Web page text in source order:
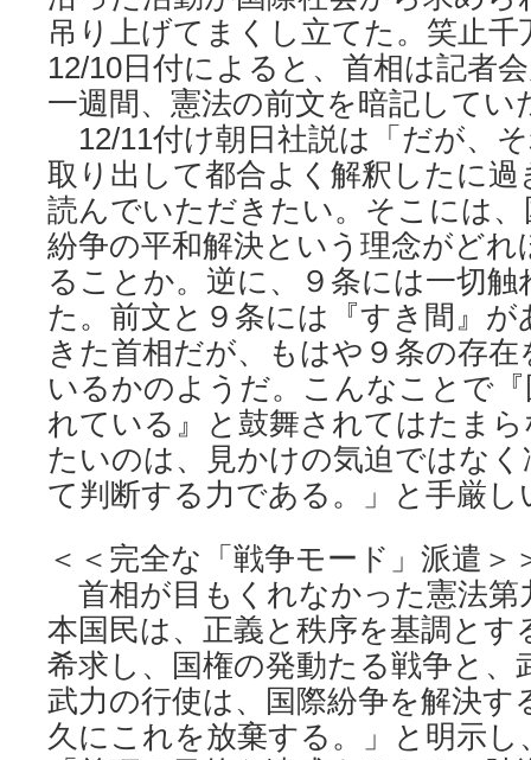
吊り上げてまくし立てた。笑止
12/10日付によると、首相は記者
一週間、憲法の前文を暗記して
12/11付け朝日社説は「だが、
取り出して都合よく解釈したに
読んでいただきたい。そこには
紛争の平和解決という理念がど
ることか。逆に、９条には一切
た。前文と９条には『すき間』
きた首相だが、もはや９条の存
いるかのようだ。こんなことで
れている』と鼓舞されてはたま
たいのは、見かけの気迫ではな
て判断する力である。」と手厳し
＜＜完全な「戦争モード」派遣＞
首相が目もくれなかった憲法第
本国民は、正義と秩序を基調とす
希求し、国権の発動たる戦争と、
武力の行使は、国際紛争を解決す
久にこれを放棄する。」と明示